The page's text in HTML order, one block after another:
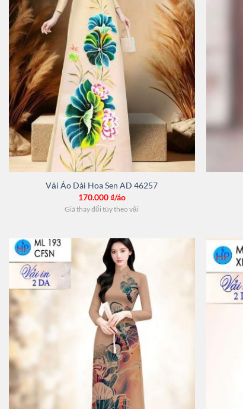
Vải Áo Dài Hoa Sen AD 46257
170.000₫/áo
Giá thay đổi tùy theo vải